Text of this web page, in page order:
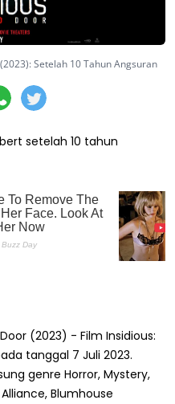
Setelah 10 Tahun Angsuran
setelah 10 tahun
(2023) - Film Insidious:
tanggal 7 Juli 2023.
genre Horror, Mystery,
Blumhouse